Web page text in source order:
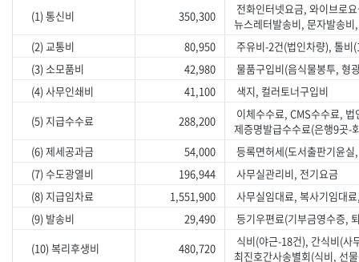
(1) 통신비
350,300
전화인터넷요금, 와이브로
뉴스레터발송비, 문자발송
(2) 교통비
80,950
주유비-2건(법인차량), 톨비
(3) 소모품비
42,980
물품구입비(음식물봉투, 형
(4) 사무인쇄비
41,100
색지, 컬러토너구입비
(5) 지급수수료
288,200
이체수수료, CMS수수료,
제증명발급수수료(은행9곳-
(6) 제세공과금
54,000
등록면허세(도서출판기윤
(7) 수도광열비
196,944
사무실관리비, 전기요금
(8) 지급임차료
1,551,900
사무실임대료, 복사기임대
(9) 발송비
29,490
등기우편료(기부금영수증,
(10) 복리후생비
480,720
식비(야근-18건), 간식비(사
최진호간사송별회(식비, 선